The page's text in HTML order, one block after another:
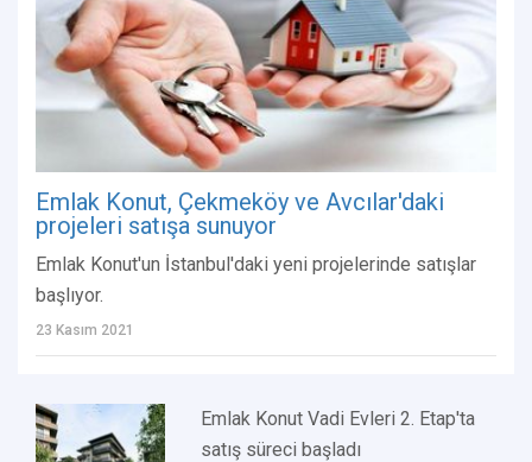
Emlak Konut, Çekmeköy ve Avcılar'daki
projeleri satışa sunuyor
Emlak Konut'un İstanbul'daki yeni projelerinde satışlar
başlıyor.
23 Kasım 2021
Emlak Konut Vadi Evleri 2. Etap'ta
satış süreci başladı